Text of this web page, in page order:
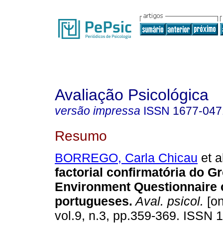
Avaliação Psicológica
versão impressa ISSN 1677-
Resumo
BORREGO, Carla Chicau et
factorial confirmatória do
Environment Questionnaire
portugueses. Aval. psicol.
vol.9, n.3, pp.359-369. ISSN